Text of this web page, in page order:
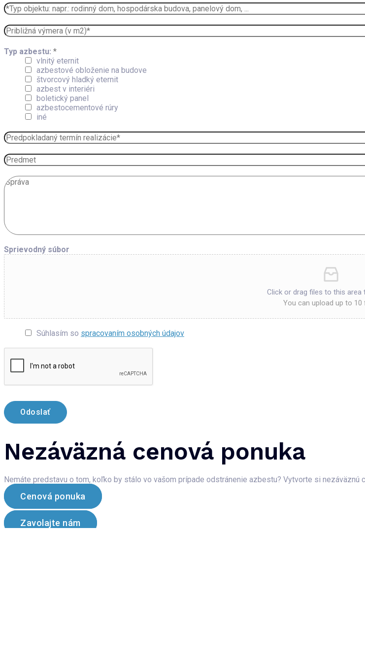
Typ azbestu: *
vlnitý eternit
azbestové obloženie na budove
štvorcový hladký eternit
azbest v interiéri
boletický panel
azbestocementové rúry
iné
Sprievodný súbor
Click or drag files to this area
You can upload up to 10
Súhlasím so spracovaním osobných údajov
Odoslať
Nezáväzná cenová ponuka
Nemáte predstavu o tom, koľko by stálo vo vašom prípade odstránenie azbestu? Vytvorte si nezáväznú
Cenová ponuka
Zavolajte nám